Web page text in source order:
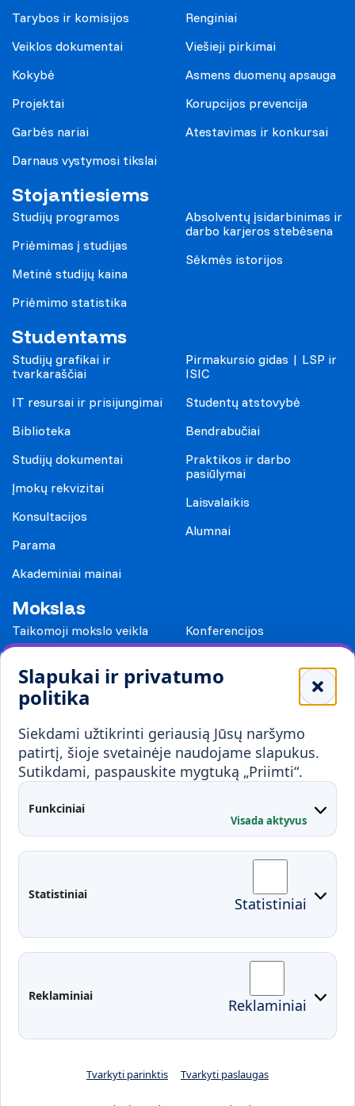
Slapukai ir privatumo
politika
Siekdami užtikrinti geriausią Jūsų naršymo
patirtį, šioje svetainėje naudojame slapukus.
Sutikdami, paspauskite mygtuką „Priimti“.
Funkciniai
Visada aktyvus
Statistiniai Statistiniai
Reklaminiai Reklaminiai
Tvarkyti parinktis Tvarkyti paslaugas
Tarybos ir komisijos
Veiklos dokumentai
Kokybė
Projektai
Garbės nariai
Darnaus vystymosi tikslai
Renginiai
Viešieji pirkimai
Asmens duomenų apsauga
Korupcijos prevencija
Atestavimas ir konkursai
Stojantiesiems
Studijų programos
Priėmimas į studijas
Metinė studijų kaina
Priėmimo statistika
Absolventų įsidarbinimas ir
darbo karjeros stebėsena
Sėkmės istorijos
Studentams
Studijų grafikai ir
tvarkaraščiai
IT resursai ir prisijungimai
Biblioteka
Studijų dokumentai
Įmokų rekvizitai
Konsultacijos
Parama
Akademiniai mainai
Pirmakursio gidas | LSP ir
ISIC
Studentų atstovybė
Bendrabučiai
Praktikos ir darbo
pasiūlymai
Laisvalaikis
Alumnai
Mokslas
Taikomoji mokslo veikla
Konferencijos
Mokykloms
Visuomenei ir verslui
Mokymai ir konsultavimas
Partnerystės
Karjera
Kontaktai
Administracija
Fakultetai
Studentų atstovybė
Moodle
EDINA
Pasirengimas ekstremaliai